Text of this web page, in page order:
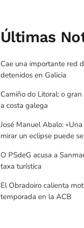
Últimas
Cae una importante red
detenidos en Galicia
Camiño do Litoral: o
a costa galega
José Manuel Abalo:
mirar un eclipse puede
O PSdeG acusa a
taxa turística
El Obradoiro calienta
temporada en la ACB